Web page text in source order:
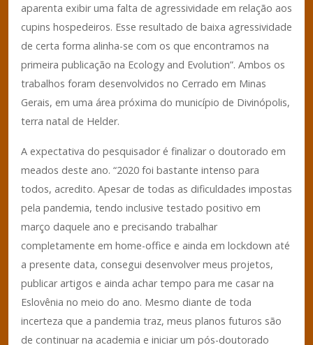
aparenta exibir uma falta de agressividade em relação aos
cupins hospedeiros. Esse resultado de baixa agressividade
de certa forma alinha-se com os que encontramos na
primeira publicação na Ecology and Evolution”. Ambos os
trabalhos foram desenvolvidos no Cerrado em Minas
Gerais, em uma área próxima do município de Divinópolis,
terra natal de Helder.
A expectativa do pesquisador é finalizar o doutorado em
meados deste ano. “2020 foi bastante intenso para
todos, acredito. Apesar de todas as dificuldades impostas
pela pandemia, tendo inclusive testado positivo em
março daquele ano e precisando trabalhar
completamente em home-office e ainda em lockdown até
a presente data, consegui desenvolver meus projetos,
publicar artigos e ainda achar tempo para me casar na
Eslovênia no meio do ano. Mesmo diante de toda
incerteza que a pandemia traz, meus planos futuros são
de continuar na academia e iniciar um pós-doutorado